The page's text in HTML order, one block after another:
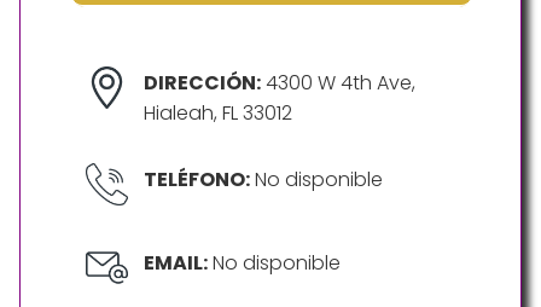
DIRECCIÓN:4300 W 4th Ave,
Hialeah, FL 33012
TELÉFONO:No disponible
EMAIL:No disponible